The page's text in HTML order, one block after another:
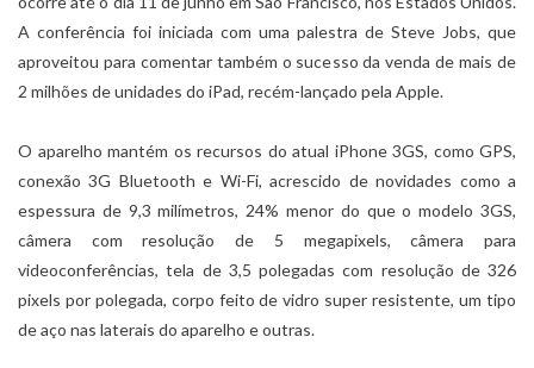
A conferência foi iniciada com uma palestra de Steve Jobs, que
aproveitou para comentar também o sucesso da venda de mais de
2 milhões de unidades do iPad, recém-lançado pela Apple.
O aparelho mantém os recursos do atual iPhone 3GS, como GPS,
conexão 3G Bluetooth e Wi-Fi, acrescido de novidades como a
espessura de 9,3 milímetros, 24% menor do que o modelo 3GS,
câmera com resolução de 5 megapixels, câmera para
videoconferências, tela de 3,5 polegadas com resolução de 326
pixels por polegada, corpo feito de vidro super resistente, um tipo
de aço nas laterais do aparelho e outras.